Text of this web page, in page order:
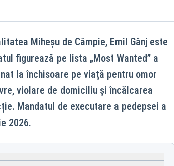
Miheșu de Câmpie, Emil Gânj este
figurează pe lista „Most Wanted” a
la închisoare pe viață pentru omor
violare de domiciliu și încălcarea
Mandatul de executare a pedepsei a
2026.